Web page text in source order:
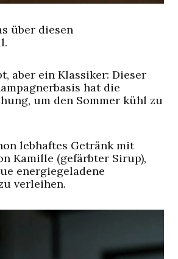
über diesen
aber ein Klassiker: Dieser
hat die
um den Sommer kühl zu
lebhaftes Getränk mit
Kamille (gefärbter Sirup),
energiegeladene
verleihen.